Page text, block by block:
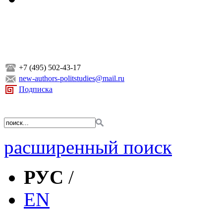
+7 (495) 502-43-17
new-authors-politstudies@mail.ru
Подписка
расширенный поиск
РУС /
EN